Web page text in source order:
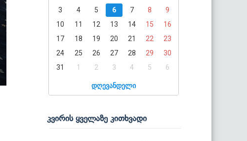
3
4 5 6 7 8
9
10
11 12 13 14 15
16
17
18 19 20 21 22
23
24
25 26 27 28 29
30
31
1 2 3 4 5 6
დღევანდელი
კვირის ყველაზე კითხვადი